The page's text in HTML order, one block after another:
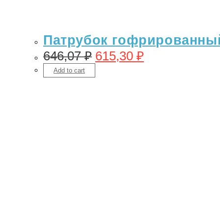
Патрубок
646,07₽ 615,30 ₽
Add to cart